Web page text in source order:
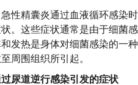
急性精囊炎通过血液循环感染
。这些症状通常是由于细菌
和发热是身体对细菌感染的一
周围组织所引起。
尿道逆行感染引发的症状